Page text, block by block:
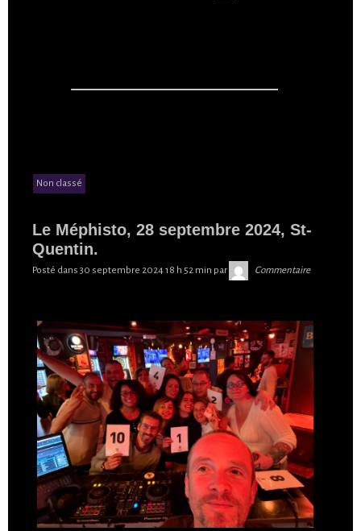
Non classé
Le Méphisto, 28 septembre 2024, St-
Quentin.
Posté dans 30 septembre 2024 18 h 52 min par Skibilibop
Commentaire